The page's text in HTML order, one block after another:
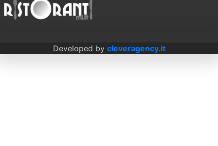
Developed by cleveragency.it